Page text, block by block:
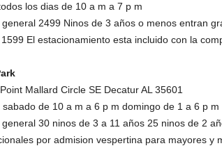
los dias de 10 a m a 7 p m
general 2499 Ninos de 3 años o menos entran
El estacionamiento esta incluido con la
Mallard Circle SE Decatur AL 35601
de 10 a m a 6 p m domingo de 1 a 6 p m
general 30 ninos de 3 a 11 años 25 ninos de 2
por admision vespertina para mayores y